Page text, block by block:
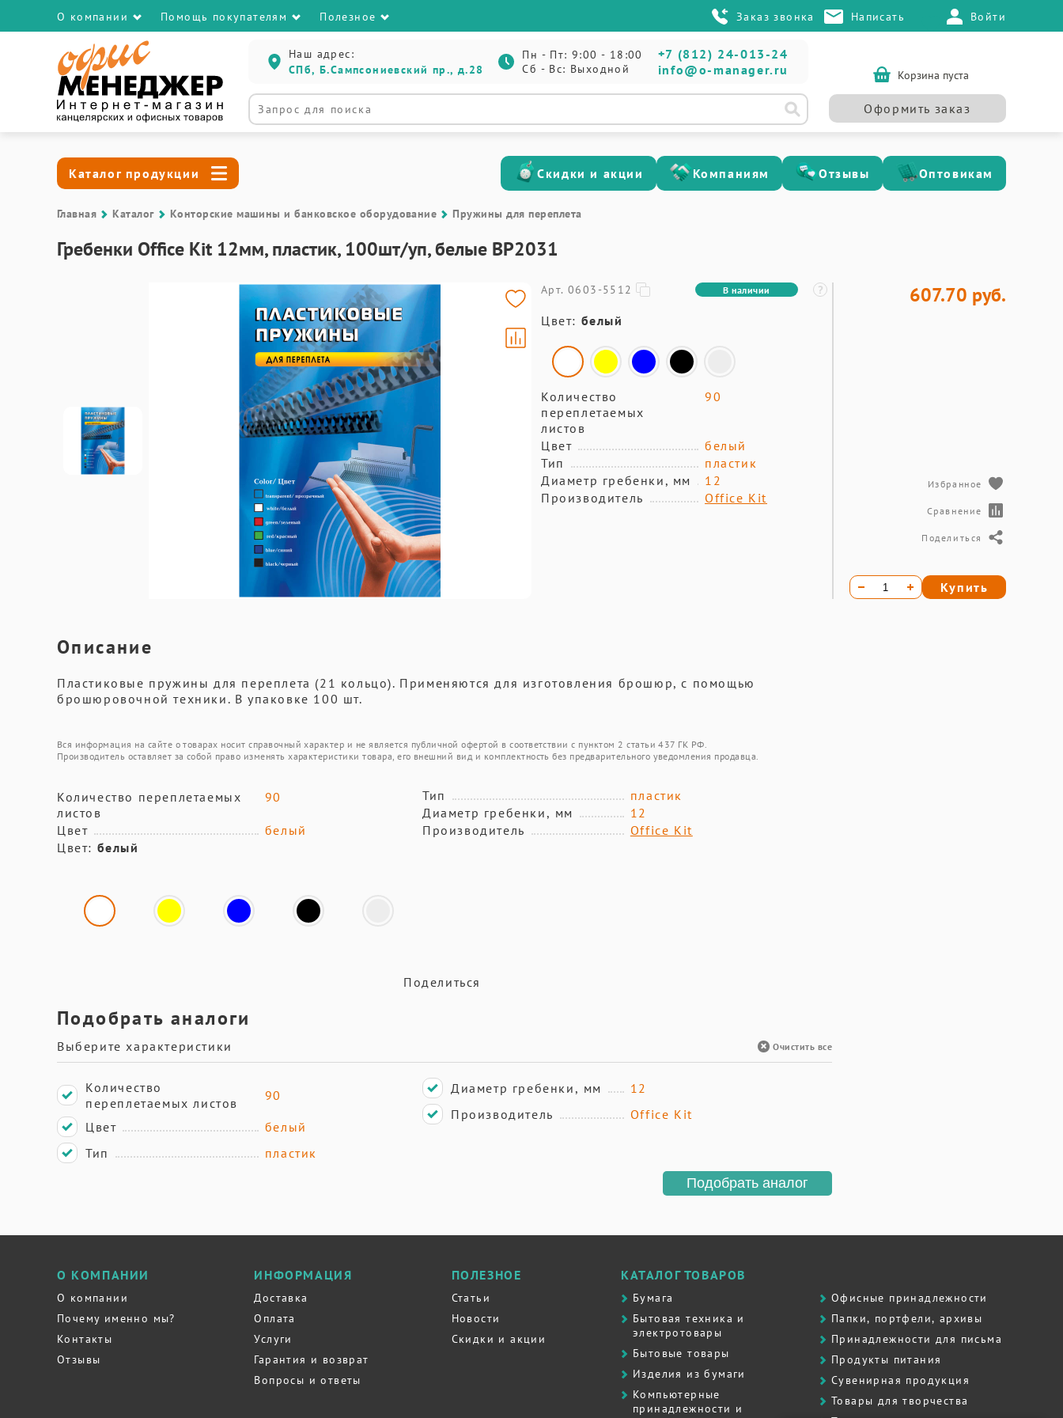
О компании Помощь покупателям Полезное Заказ звонка Написать Войти
Наш адрес:
СПб, Б.Сампсониевский пр., д.28
Пн - Пт: 9:00 - 18:00
Сб - Вс: Выходной
+7 (812) 24-013-24
info@o-manager.ru
Корзина пуста
Оформить заказ
Каталог продукции Скидки и акции Компаниям Отзывы Оптовикам
Главная Каталог Контоpские машины и банковское оборудование Пружины для переплета
Гребенки Office Kit 12мм, пластик, 100шт/уп, белые BP2031
Арт. 0603-5512 В наличии
Цвет: белый
Количество
переплетаемых
листов
90
Цвет
белый
Тип
пластик
Диаметр гребенки, мм
12
Производитель
Office Kit
Описание
Пластиковые пружины для переплета (21 кольцо). Применяются для изготовления брошюр, с помощью
брошюровочной техники. В упаковке 100 шт.
Вся информация на сайте о товарах носит справочный характер и не является публичной офертой в соответствии с пунктом 2 статьи 437 ГК РФ.
Производитель оставляет за собой право изменять характеристики товара, его внешний вид и комплектность без предварительного уведомления продавца.
Количество переплетаемых
листов
90
Цвет белый
Тип
пластик
Диаметр гребенки, мм
12
Производитель
Office Kit
Цвет: белый
Поделиться
Подобрать аналоги
Выберите характеристики Очистить все
Количество
переплетаемых листов
90
Цвет
белый
Тип
пластик
Диаметр гребенки, мм
12
Производитель
Office Kit
Подобрать аналог
607.70 руб.
Избранное
Сравнение
Поделиться
Купить
О КОМПАНИИ
О компании
Почему именно мы?
Контакты
Отзывы
ИНФОРМАЦИЯ
Доставка
Оплата
Услуги
Гарантия и возврат
Вопросы и ответы
ПОЛЕЗНОЕ
Статьи
Новости
Скидки и акции
КАТАЛОГ ТОВАРОВ
Бумага
Бытовая техника и
электротовары
Бытовые товары
Изделия из бумаги
Компьютерные
принадлежности и
Офисные принадлежности
Папки, портфели, архивы
Принадлежности для письма
Продукты питания
Сувенирная продукция
Товары для творчества